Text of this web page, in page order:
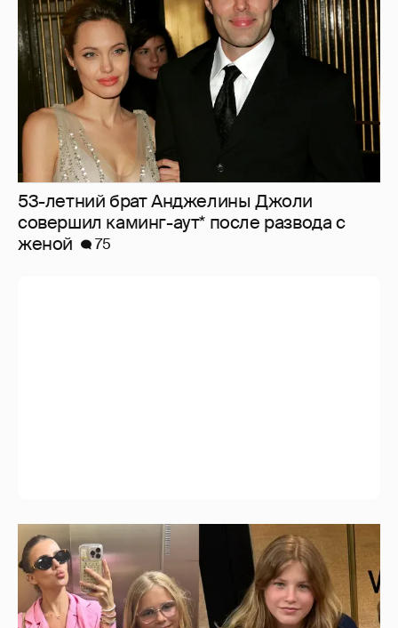
53-летний брат Анджелины Джоли
совершил каминг-аут* после развода с
женой
75
Внучки Светланы и Фёдора Бондарчук
отдыхают в Испании с матерью и братьями
1